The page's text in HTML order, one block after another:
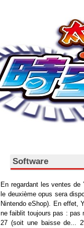
Software
En regardant les ventes
le deuxième opus sera
Nintendo eShop). En effet,
ne faiblit toujours pas : pas
27 (soit une baisse de...